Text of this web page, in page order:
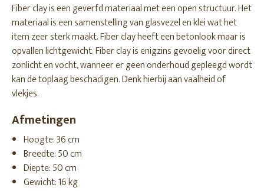
Fiber clay is een geverfd materiaal met een open structuur. Het
materiaal is een samenstelling van glasvezel en klei wat het
item zeer sterk maakt. Fiber clay heeft een betonlook maar is
opvallen lichtgewicht. Fiber clay is enigzins gevoelig voor direct
zonlicht en vocht, wanneer er geen onderhoud gepleegd wordt
kan de toplaag beschadigen. Denk hierbij aan vaalheid of
vlekjes.
Afmetingen
Hoogte: 36 cm
Breedte: 50 cm
Diepte: 50 cm
Gewicht: 16 kg